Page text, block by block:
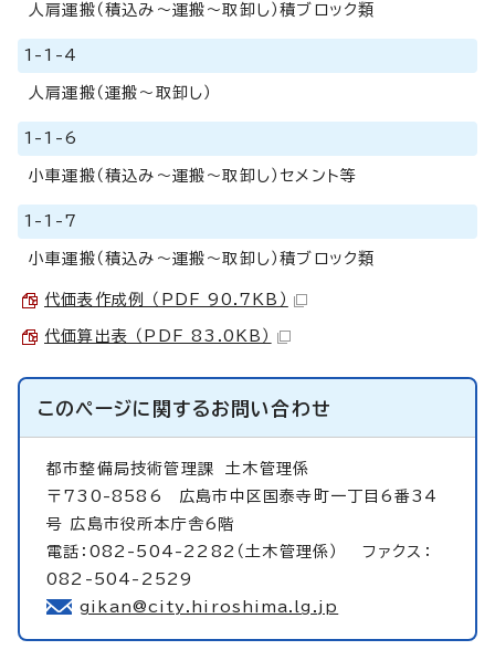
人肩運搬（積込み～運搬～取卸し）積ブロック類
1-1-4
人肩運搬（運搬～取卸し）
1-1-6
小車運搬（積込み～運搬～取卸し）セメント等
1-1-7
小車運搬（積込み～運搬～取卸し）積ブロック類
代価表作成例 （PDF 90.7KB）
代価算出表 （PDF 83.0KB）
このページに関するお問い合わせ
都市整備局技術管理課土木管理係
〒730-8586 広島市中区国泰寺町一丁目6番34
号 広島市役所本庁舎6階
電話：082-504-2282（土木管理係） ファクス：
082-504-2529
gikan@city.hiroshima.lg.jp